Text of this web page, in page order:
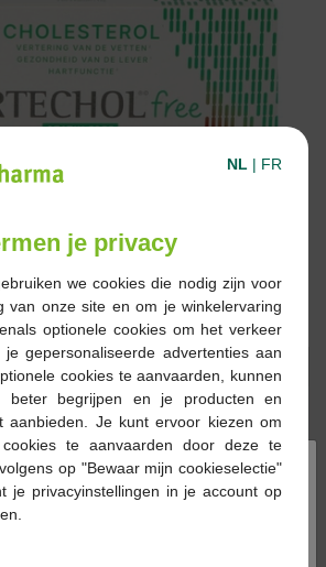
Reserveren
online
In winkelmandje
×
NL | FR
je privacy
we cookies die nodig zijn voor
van onze site en om je winkelervaring
optionele cookies om het verkeer
gepersonaliseerde advertenties aan
cookies te aanvaarden, kunnen
beter begrijpen en je producten en
aanbieden. Je kunt ervoor kiezen om
te aanvaarden door deze te
op "Bewaar mijn cookieselectie"
je privacyinstellingen in je account op